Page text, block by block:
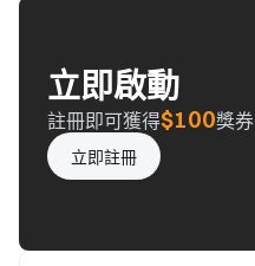
立即啟動
註冊即可獲得$100獎券
立即註冊